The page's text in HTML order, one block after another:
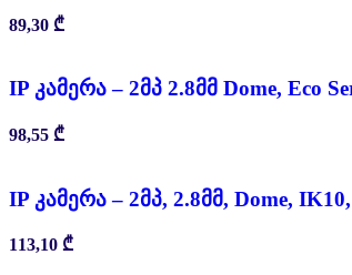
89,30 ₾
IP კამერა – 2მპ 2.8მმ Dome, Eco
98,55 ₾
IP კამერა – 2მპ, 2.8მმ, Dome,
113,10 ₾